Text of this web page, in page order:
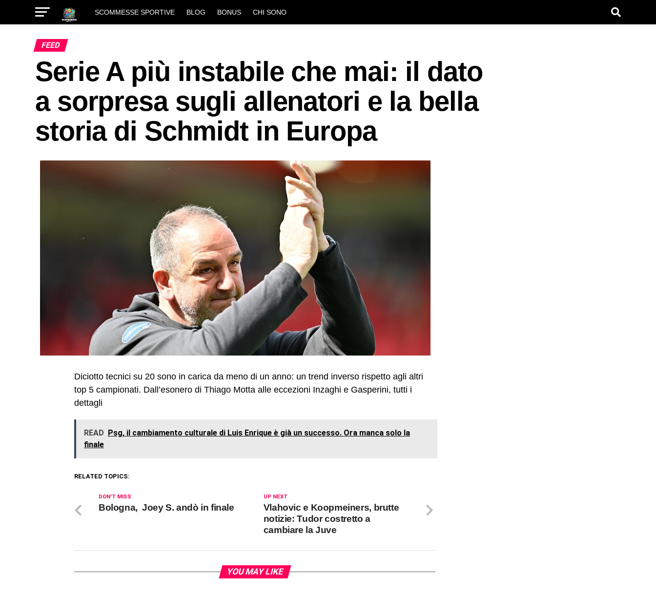
SCOMMESSE SPORTIVE BLOG BONUS CHI SONO
FEED
Serie A più instabile che mai: il dato
a sorpresa sugli allenatori e la bella
storia di Schmidt in Europa
Diciotto tecnici su 20 sono in carica da meno di un anno: un trend inverso rispetto agli altri
top 5 campionati. Dall’esonero di Thiago Motta alle eccezioni Inzaghi e Gasperini, tutti i
dettagli
READ Psg, il cambiamento culturale di Luis Enrique è già un successo. Ora manca solo la
finale
RELATED TOPICS:
UP NEXT
Vlahovic e Koopmeiners, brutte
notizie: Tudor costretto a
cambiare la Juve
DON'T MISS
Bologna, Joey S. andò in finale
YOU MAY LIKE